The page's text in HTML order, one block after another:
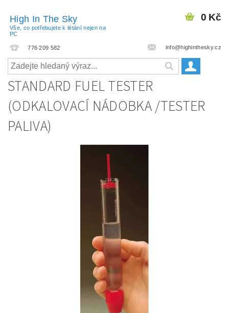
High In The Sky
Vše, co potřebujete k létání nejen na
PC
776 209 582 info@highinthesky.cz
0 Kč
STANDARD FUEL TESTER
(ODKALOVACÍ NÁDOBKA /TESTER
PALIVA)